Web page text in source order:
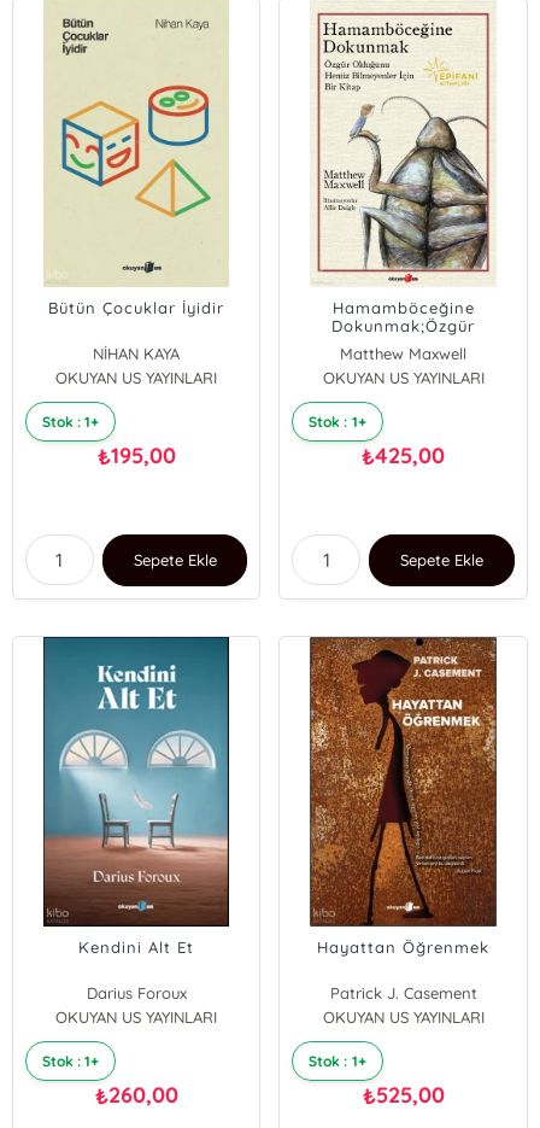
Bütün Çocuklar İyidir
NİHAN KAYA
OKUYAN US YAYINLARI
Stok : 1+
₺195,00
Sepete Ekle
Hamamböceğine
Dokunmak;Özgür
Olduğunu Henüz
Bilmeyenler İçin Bir Kitap
Matthew Maxwell
OKUYAN US YAYINLARI
Stok : 1+
₺425,00
Sepete Ekle
Kendini Alt Et
Darius Foroux
OKUYAN US YAYINLARI
Stok : 1+
₺260,00
Hayattan Öğrenmek
Patrick J. Casement
OKUYAN US YAYINLARI
Stok : 1+
₺525,00